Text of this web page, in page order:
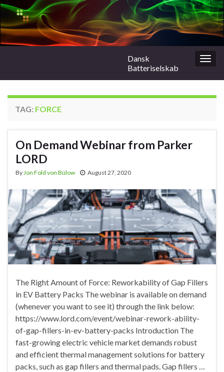
Dansk
Batteriselskab
TAG: FORCE
On Demand Webinar from Parker
LORD
ByJon Fold von Bülow August 27, 2020
The Right Amount of Force: Reworkability of Gap Fillers
in EV Battery Packs The webinar is available on demand
(whenever you want to see it) through the link below:
https://www.lord.com/event/webinar-rework-ability-
of-gap-fillers-in-ev-battery-packs Introduction The
fast-growing electric vehicle market demands robust
and efficient thermal management solutions for battery
packs, such as gap fillers and thermal pads. Gap fillers …